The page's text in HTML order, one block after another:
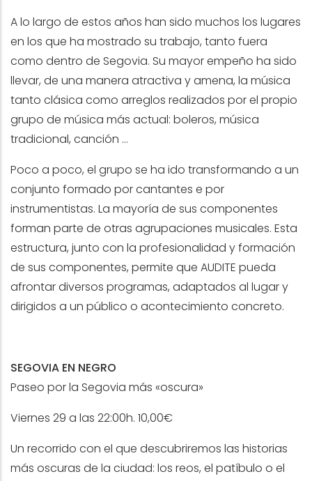
A lo largo de estos años han sido muchos los lugares
en los que ha mostrado su trabajo, tanto fuera
como dentro de Segovia. Su mayor empeño ha sido
llevar, de una manera atractiva y amena, la música
tanto clásica como arreglos realizados por el propio
grupo de música más actual: boleros, música
tradicional, canción …
Poco a poco, el grupo se ha ido transformando a un
conjunto formado por cantantes e por
instrumentistas. La mayoría de sus componentes
forman parte de otras agrupaciones musicales. Esta
estructura, junto con la profesionalidad y formación
de sus componentes, permite que AUDITE pueda
afrontar diversos programas, adaptados al lugar y
dirigidos a un público o acontecimiento concreto.
SEGOVIA EN NEGRO
Paseo por la Segovia más «oscura»
Viernes 29 a las 22:00h. 10,00€
Un recorrido con el que descubriremos las historias
más oscuras de la ciudad: los reos, el patíbulo o el